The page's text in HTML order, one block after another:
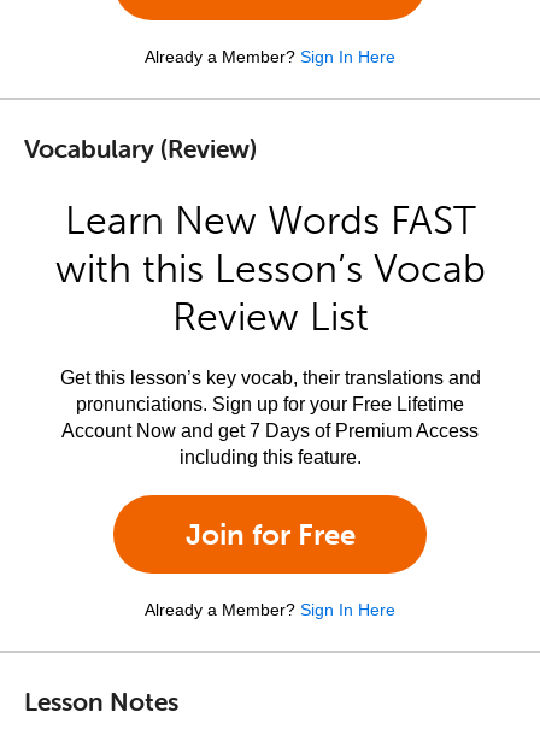
Already a Member? Sign In Here
Vocabulary (Review)
Learn New Words FAST
with this Lesson’s Vocab
Review List
Get this lesson’s key vocab, their translations and
pronunciations. Sign up for your Free Lifetime
Account Now and get 7 Days of Premium Access
including this feature.
Join for Free
Already a Member? Sign In Here
Lesson Notes